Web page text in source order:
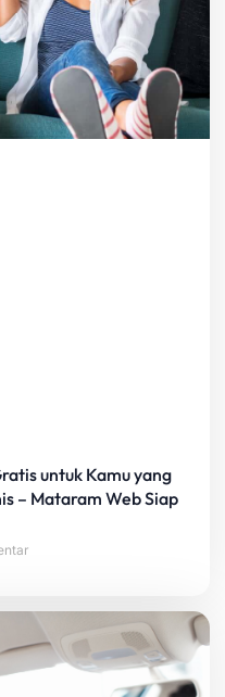
untuk Kamu yang
– Mataram Web Siap